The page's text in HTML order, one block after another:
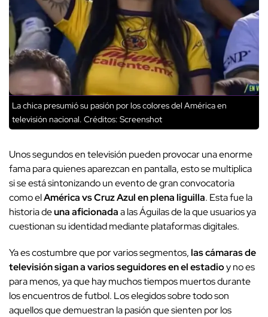
La chica presumió su pasión por los colores del América en
televisión nacional. Créditos: Screenshot
Unos segundos en televisión pueden provocar una enorme
fama para quienes aparezcan en pantalla, esto se multiplica
si se está sintonizando un evento de gran convocatoria
como elAmérica vs Cruz Azul en plena liguilla. Esta fue la
historia deuna aficionadaa las Águilas de la que usuarios ya
cuestionan su identidad mediante plataformas digitales.
Ya es costumbre que por varios segmentos,las cámaras de
televisión sigan a varios seguidores en el estadioy no es
para menos, ya que hay muchos tiempos muertos durante
los encuentros de futbol. Los elegidos sobre todo son
aquellos que demuestran la pasión que sienten por los